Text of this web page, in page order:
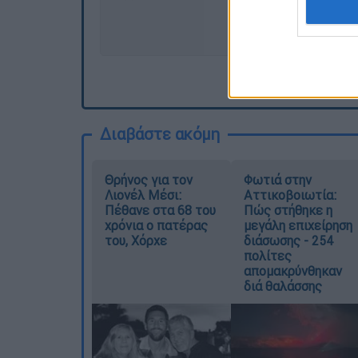
Διαβάστε ακόμη
Θρήνος για τον
Λιονέλ Μέσι:
Πέθανε στα 68 του
χρόνια ο πατέρας
του, Χόρχε
Φωτιά στην
Αττικοβοιωτία:
Πώς στήθηκε η
μεγάλη επιχείρηση
διάσωσης - 254
πολίτες
απομακρύνθηκαν
διά θαλάσσης